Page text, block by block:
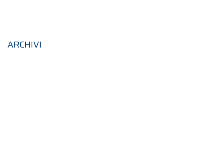
ARCHIVI